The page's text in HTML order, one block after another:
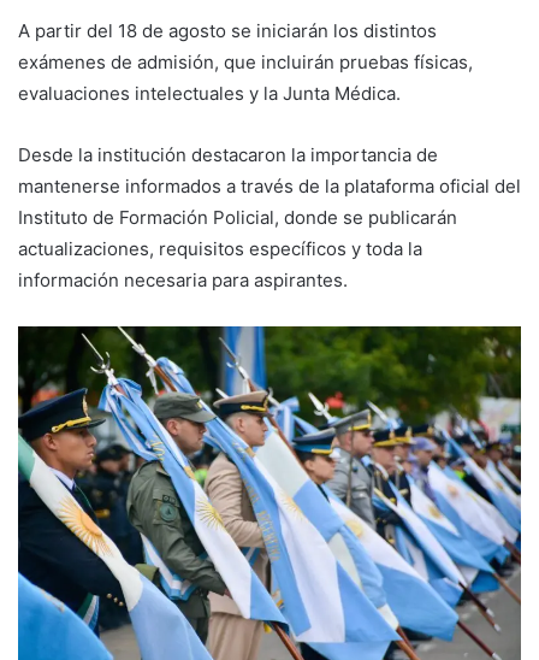
A partir del 18 de agosto se iniciarán los distintos
exámenes de admisión, que incluirán pruebas físicas,
evaluaciones intelectuales y la Junta Médica.
Desde la institución destacaron la importancia de
mantenerse informados a través de la plataforma oficial del
Instituto de Formación Policial, donde se publicarán
actualizaciones, requisitos específicos y toda la
información necesaria para aspirantes.